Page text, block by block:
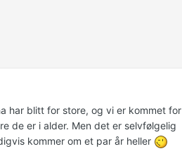
har blitt for store, og vi er kommet for
de er i alder. Men det er selvfølgelig
kommer om et par år heller